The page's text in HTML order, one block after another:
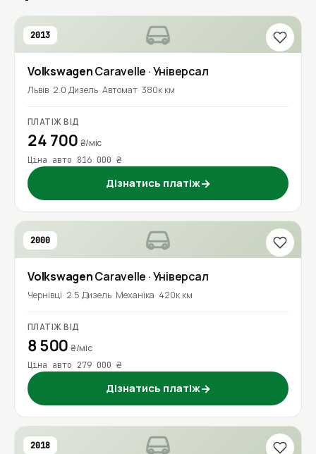
2013
VolkswagenCaravelle · Універсал
Львів 2.0 Дизель Автомат 380к км
ПЛАТІЖ ВІД
24 700 ₴/міс
Ціна авто 816 000 ₴
Дізнатись платіж→
2000
VolkswagenCaravelle · Універсал
Чернівці 2.5 Дизель Механіка 420к км
ПЛАТІЖ ВІД
8 500₴/міс
Ціна авто 279 000 ₴
Дізнатись платіж→
2018